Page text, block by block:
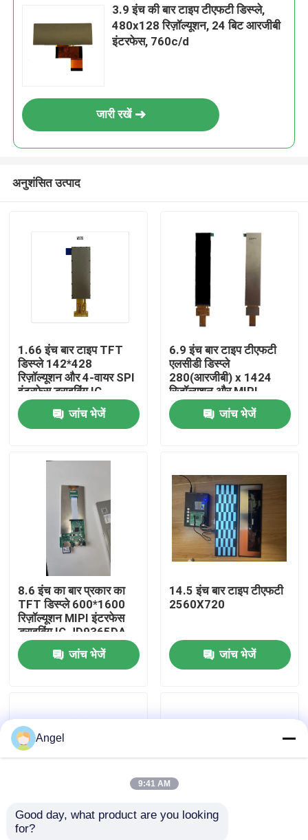
वीआर शो
हमारे बारे में
कारखाना भ्रमण
संपर्क करें
एक उद्धरण का अनुरोध करें
एलसीडी टीएफटी डिस्प्ले
3.9 इंच की बार टाइप टीएफटी डिस्प्ले,
480x128 रिज़ॉल्यूशन, 24 बिट आरजीबी
इंटरफेस, 760c/d
जारी रखें
अनुशंसित उत्पाद
1.66 इंच बार टाइप TFT
डिस्प्ले 142*428
रिज़ॉल्यूशन और 4-वायर SPI
इंटरफेस ड्राइविंग IC
NV3007 के साथ
जांच भेजें
6.9 इंच बार टाइप टीएफटी
एलसीडी डिस्प्ले
280(आरजीबी) x 1424
रिज़ॉल्यूशन और MIPI
इंटरफ़ेस के साथ औद्योगिक
उपयोग के लिएजांच भेजें
8.6 इंच का बार प्रकार का
TFT डिस्प्ले 600*1600
रिज़ॉल्यूशन MIPI इंटरफेस
ड्राइविंग IC JD9365DA-
H3
जांच भेजें
14.5 इंच बार टाइप टीएफटी
2560X720
जांच भेजें
1.65 इंच बार टाइप TFT
Angel
9:41 AM
Good day, what product are you looking
for?